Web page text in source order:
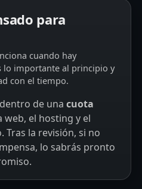
para
cuando hay
lo importante al principio y
con el tiempo.
de una cuota
web, el hosting y el
la revisión, si no
lo sabrás pronto